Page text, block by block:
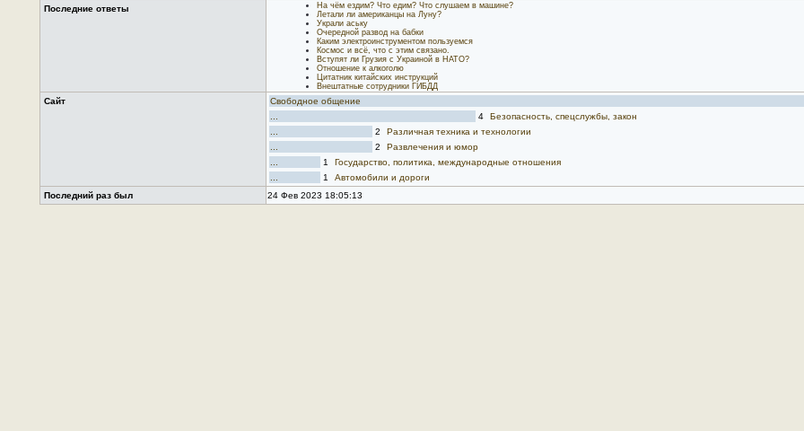
Последние ответы
На чём ездим? Что едим? Что слушаем в машине?
Летали ли американцы на Луну?
Украли аську
Очередной развод на бабки
Каким электроинструментом пользуемся
Космос и всё, что с этим связано.
Вступят ли Грузия с Украиной в НАТО?
Отношение к алкоголю
Цитатник китайских инструкций
Внештатные сотрудники ГИБДД
Сайт
Свободное общение
4
Безопасность, спецслужбы, закон
2
Различная техника и технологии
2
Развлечения и юмор
1
Государство, политика, международные отношения
1
Автомобили и дороги
Последний раз был
24 Фев 2023 18:05:13